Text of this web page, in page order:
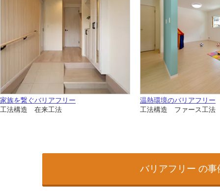
家族を繋ぐバリアフリー
工法構造 在来工法
温熱環境のバリアフリー
工法構造 ファース工法
バリアフリー の